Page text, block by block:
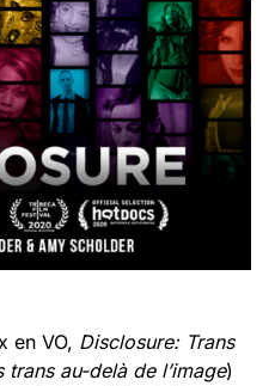
en VO, Disclosure: Trans
trans au-delà de l’image)